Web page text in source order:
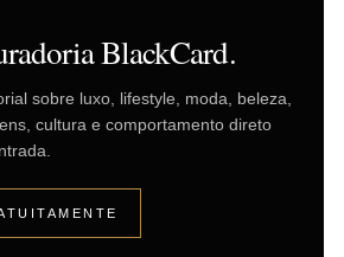
BlackCard.
sobre luxo, lifestyle, moda, beleza,
cultura e comportamento direto